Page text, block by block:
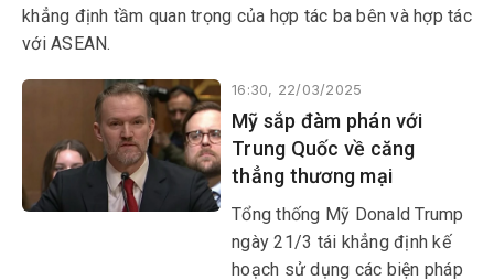
khẳng định tầm quan trọng của hợp tác ba bên và hợp tác
với ASEAN.
16:30, 22/03/2025
Mỹ sắp đàm phán với
Trung Quốc về căng
thẳng thương mại
Tổng thống Mỹ Donald Trump
ngày 21/3 tái khẳng định kế
hoạch sử dụng các biện pháp